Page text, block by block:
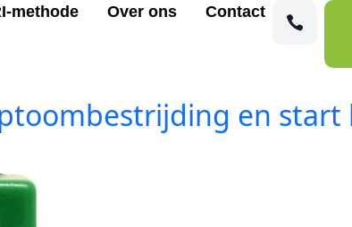
methode Over ons Contact
en start